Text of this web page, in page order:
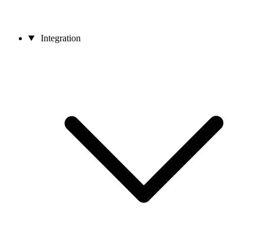
Integration